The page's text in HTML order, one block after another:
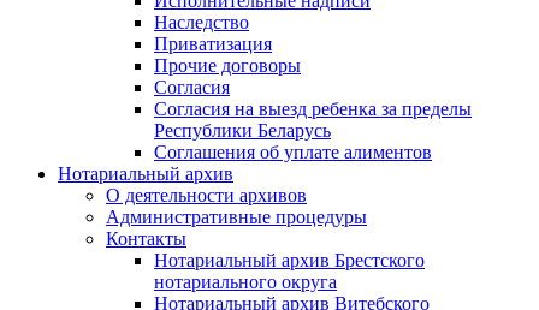
Наследство
Приватизация
Прочие договоры
Согласия
Согласия на выезд ребенка за пределы
Республики Беларусь
Соглашения об уплате алиментов
Нотариальный архив
О деятельности архивов
Административные процедуры
Контакты
Нотариальный архив Брестского
нотариального округа
Нотариальный архив Витебского